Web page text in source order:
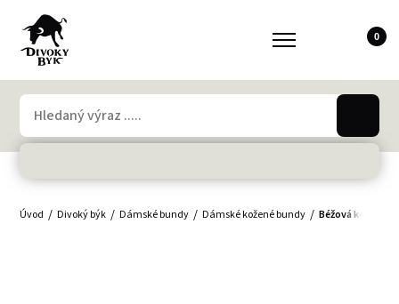
0
Úvod Divoký býk Dámské bundy Dámské kožené bundy Béžová kožená